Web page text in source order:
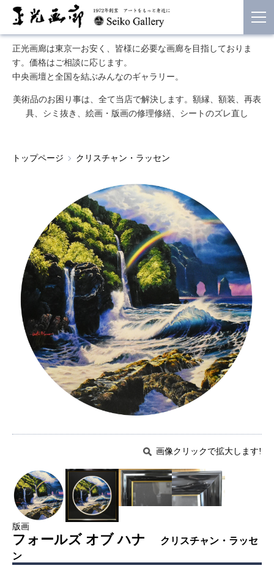
正光画廊は東京一お安く、皆様に必要な画廊を目指しておりま
す。価格はご相談に応じます。
中央画壇と全国を結ぶみんなのギャラリー。
美術品のお困り事は、全て当店で解決します。額縁、額装、再表
具、シミ抜き、絵画・版画の修理修繕、シートのズレ直し
トップページ クリスチャン・ラッセン
画像クリックで拡大します!
版画
フォールズ オブ ハナ
クリスチャン・ラッセ
ン